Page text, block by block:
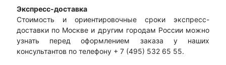
Экспресс-доставка
Стоимость и ориентировочные сроки экспресс-
доставки по Москве и другим городам России можно
узнать перед оформлением заказа у наших
консультантов по телефону + 7 (495) 532 65 55.